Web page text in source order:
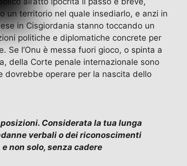
un territorio nel quale insediarlo, e anzi in
in Cisgiordania stanno toccando un
politiche e diplomatiche concrete per
Se l’Onu è messa fuori gioco, o spinta a
della Corte penale internazionale sono
dovrebbe operare per la nascita dello
Considerata la tua lunga
verbali o dei riconoscimenti
non solo, senza cadere